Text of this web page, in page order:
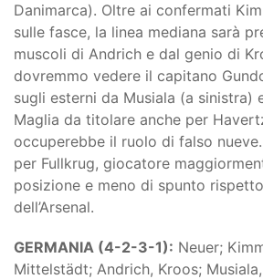
Danimarca). Oltre ai confermati
sulle fasce, la linea mediana sarà
muscoli di Andrich e dal genio di
dovremmo vedere il capitano
sugli esterni da Musiala (a sinistra)
Maglia da titolare anche per
occuperebbe il ruolo di falso
per Fullkrug, giocatore
posizione e meno di spunto
dell’Arsenal.
GERMANIA (4-2-3-1): Neuer;
Mittelstädt; Andrich, Kroos;